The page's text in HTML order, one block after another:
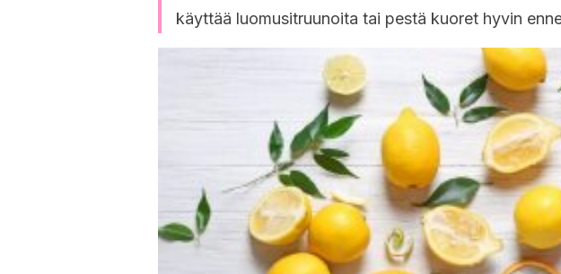
käyttää luomusitruunoita tai pestä kuoret hyvin